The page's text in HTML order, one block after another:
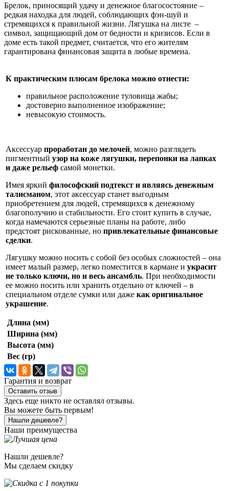
Брелок, приносящий удачу и денежное благосостояние –
редкая находка для людей, соблюдающих фэн-шуй и
стремящихся к правильной жизни. Лягушка на листе –
символ, защищающий дом от бедности и кризисов. Если в
доме есть такой предмет, считается, что его жителям
гарантирована финансовая защита в любые времена.
К практическим плюсам брелока можно отнести:
правильное расположение туловища жабы;
достоверно выполненное изображение;
невысокую стоимость.
Аксессуар проработан до мелочей, можно разглядеть
пигментный узор на коже лягушки, перепонки на лапках
и даже рельеф самой монетки.
Имея яркий философский подтекст и являясь денежным
талисманом, этот аксессуар станет выгодным
приобретением для людей, стремящихся к денежному
благополучию и стабильности. Его стоит купить в случае,
когда намечаются серьезные планы на работе, либо
предстоят рискованные, но привлекательные финансовые
сделки.
Лягушку можно носить с собой без особых сложностей – она
имеет малый размер, легко поместится в кармане и украсит
не только ключи, но и весь ансамбль. При необходимости
ее можно носить или хранить отдельно от ключей – в
специальном отделе сумки или даже как оригинальное
украшение.
Длина (мм)
Ширина (мм)
Высота (мм)
Вес (гр)
Гарантия и возврат
Оставить отзыв
Здесь еще никто не оставлял отзывы.
Вы можете быть первым!
Нашли дешевле?
Наши преимущества
Нашли дешевле?
Мы сделаем скидку